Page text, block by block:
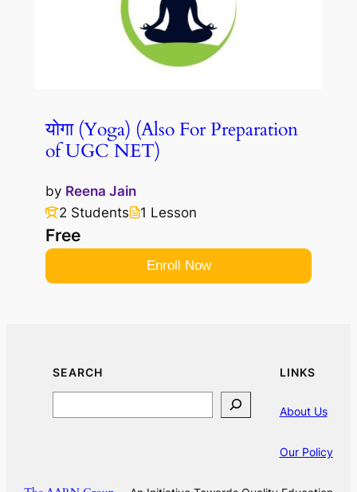
योगा (Yoga) (Also For Preparation
of UGC NET)
by Reena Jain
2 Students
1 Lesson
Free
Enroll Now
SEARCH LINKS
About Us
Our Policy